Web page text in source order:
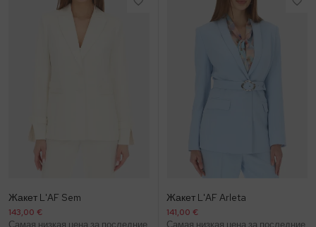
Жакет L'AF Sem
143,00 €
Самая низкая цена за последние
Жакет L'AF Arleta
141,00 €
Самая низкая цена за последние